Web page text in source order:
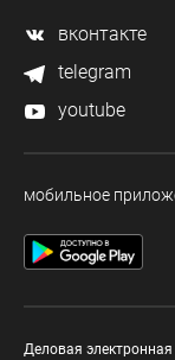
вконтакте
telegram
youtube
мобильное
Деловая электронная